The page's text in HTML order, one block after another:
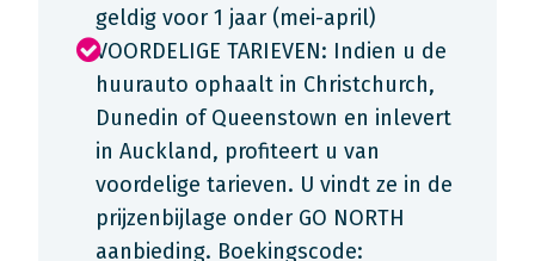
geldig voor 1 jaar (mei-april)
VOORDELIGE TARIEVEN: Indien u de
huurauto ophaalt in Christchurch,
Dunedin of Queenstown en inlevert
in Auckland, profiteert u van
voordelige tarieven. U vindt ze in de
prijzenbijlage onder GO NORTH
aanbieding. Boekingscode: